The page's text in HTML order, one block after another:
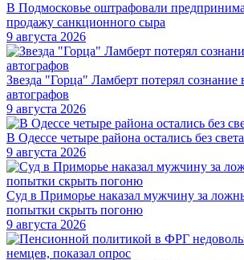
В Подмосковье оштрафовали
продажу санкционного сыра
9 августа 2026
Звезда "Горца" Ламберт потерял сознание
автографов
9 августа 2026
В Одессе четыре района остались без света
9 августа 2026
Суд в Приморье наказал мужчину за
попытки скрыть погоню
9 августа 2026